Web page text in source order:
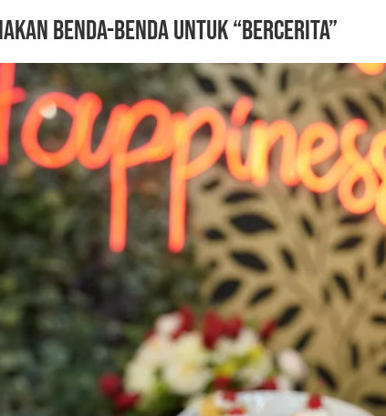
benda-benda untuk “bercerita”